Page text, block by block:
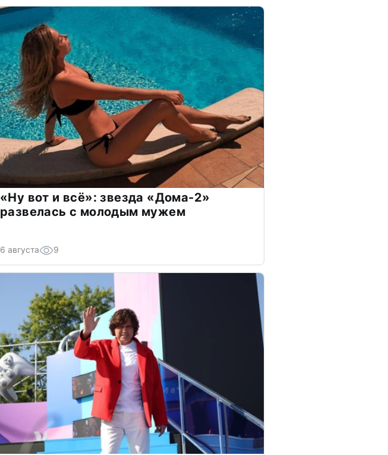
«Ну вот и всё»: звезда «Дома-2»
развелась с молодым мужем
6 августа 9